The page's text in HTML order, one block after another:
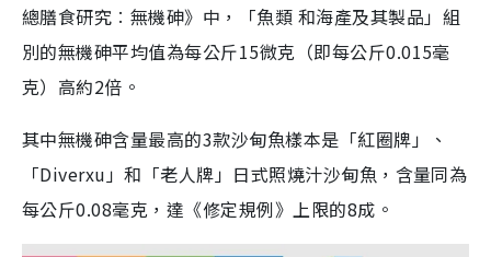
總膳食研究︰無機砷》中，「魚類 和海產及其製品」組
別的無機砷平均值為每公斤15微克（即每公斤0.015毫
克）高約2倍。
其中無機砷含量最高的3款沙甸魚樣本是「紅圈牌」、
「Diverxu」和「老人牌」日式照燒汁沙甸魚，含量同為
每公斤0.08毫克，達《修定規例》上限的8成。